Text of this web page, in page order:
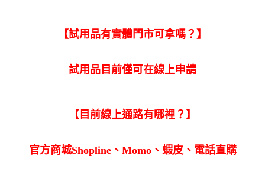
【試用品有實體門市可拿嗎？】
試用品目前僅可在線上申請
【目前線上通路有哪裡？】
官方商城Shopline、Momo、蝦皮、電話直購